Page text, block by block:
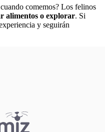
comemos? Los felinos
alimentos o explorar. Si
y seguirán